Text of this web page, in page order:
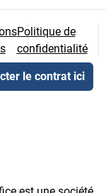
Politique de
confidentialité
le contrat ici